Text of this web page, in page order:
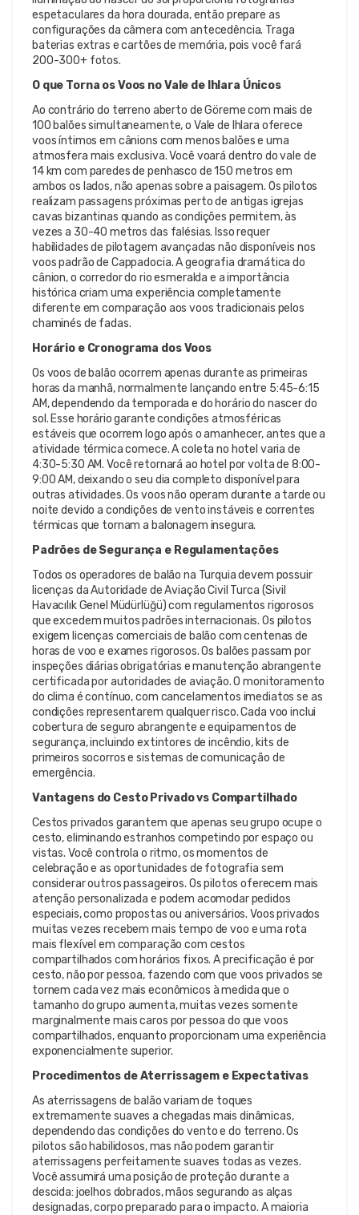
espetaculares da hora dourada, então prepare as
configurações da câmera com antecedência. Traga
baterias extras e cartões de memória, pois você fará
200-300+ fotos.
O que Torna os Voos no Vale de Ihlara Únicos
Ao contrário do terreno aberto de Göreme com mais de
100 balões simultaneamente, o Vale de Ihlara oferece
voos íntimos em cânions com menos balões e uma
atmosfera mais exclusiva. Você voará dentro do vale de
14 km com paredes de penhasco de 150 metros em
ambos os lados, não apenas sobre a paisagem. Os pilotos
realizam passagens próximas perto de antigas igrejas
cavas bizantinas quando as condições permitem, às
vezes a 30-40 metros das falésias. Isso requer
habilidades de pilotagem avançadas não disponíveis nos
voos padrão de Cappadocia. A geografia dramática do
cânion, o corredor do rio esmeralda e a importância
histórica criam uma experiência completamente
diferente em comparação aos voos tradicionais pelos
chaminés de fadas.
Horário e Cronograma dos Voos
Os voos de balão ocorrem apenas durante as primeiras
horas da manhã, normalmente lançando entre 5:45-6:15
AM, dependendo da temporada e do horário do nascer do
sol. Esse horário garante condições atmosféricas
estáveis que ocorrem logo após o amanhecer, antes que a
atividade térmica comece. A coleta no hotel varia de
4:30-5:30 AM. Você retornará ao hotel por volta de 8:00-
9:00 AM, deixando o seu dia completo disponível para
outras atividades. Os voos não operam durante a tarde ou
noite devido a condições de vento instáveis e correntes
térmicas que tornam a balonagem insegura.
Padrões de Segurança e Regulamentações
Todos os operadores de balão na Turquia devem possuir
licenças da Autoridade de Aviação Civil Turca (Sivil
Havacılık Genel Müdürlüğü) com regulamentos rigorosos
que excedem muitos padrões internacionais. Os pilotos
exigem licenças comerciais de balão com centenas de
horas de voo e exames rigorosos. Os balões passam por
inspeções diárias obrigatórias e manutenção abrangente
certificada por autoridades de aviação. O monitoramento
do clima é contínuo, com cancelamentos imediatos se as
condições representarem qualquer risco. Cada voo inclui
cobertura de seguro abrangente e equipamentos de
segurança, incluindo extintores de incêndio, kits de
primeiros socorros e sistemas de comunicação de
emergência.
Vantagens do Cesto Privado vs Compartilhado
Cestos privados garantem que apenas seu grupo ocupe o
cesto, eliminando estranhos competindo por espaço ou
vistas. Você controla o ritmo, os momentos de
celebração e as oportunidades de fotografia sem
considerar outros passageiros. Os pilotos oferecem mais
atenção personalizada e podem acomodar pedidos
especiais, como propostas ou aniversários. Voos privados
muitas vezes recebem mais tempo de voo e uma rota
mais flexível em comparação com cestos
compartilhados com horários fixos. A precificação é por
cesto, não por pessoa, fazendo com que voos privados se
tornem cada vez mais econômicos à medida que o
tamanho do grupo aumenta, muitas vezes somente
marginalmente mais caros por pessoa do que voos
compartilhados, enquanto proporcionam uma experiência
exponencialmente superior.
Procedimentos de Aterrissagem e Expectativas
As aterrissagens de balão variam de toques
extremamente suaves a chegadas mais dinâmicas,
dependendo das condições do vento e do terreno. Os
pilotos são habilidosos, mas não podem garantir
aterrissagens perfeitamente suaves todas as vezes.
Você assumirá uma posição de proteção durante a
descida: joelhos dobrados, mãos segurando as alças
designadas, corpo preparado para o impacto. A maioria